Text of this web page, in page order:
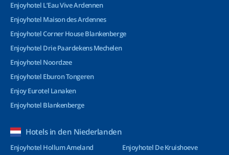
Enjoyhotel L’Eau Vive Ardennen
Enjoyhotel Maison des Ardennes
Enjoyhotel Corner House Blankenberge
Enjoyhotel Drie Paardekens Mechelen
Enjoyhotel Noordzee
Enjoyhotel Eburon Tongeren
Enjoy Eurotel Lanaken
Enjoyhotel Blankenberge
Hotels in den Niederlanden
Enjoyhotel Hollum Ameland
Enjoyhotel De Kruishoeve